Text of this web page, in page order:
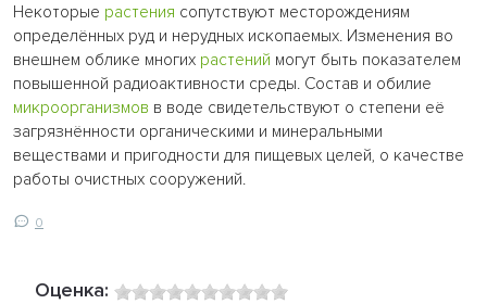
Некоторые растения сопутствуют месторождениям
определённых руд и нерудных ископаемых. Изменения во
внешнем облике многих растений могут быть показателем
повышенной радиоактивности среды. Состав и обилие
микроорганизмов в воде свидетельствуют о степени её
загрязнённости органическими и минеральными
веществами и пригодности для пищевых целей, о качестве
работы очистных сооружений.
0
Оценка: